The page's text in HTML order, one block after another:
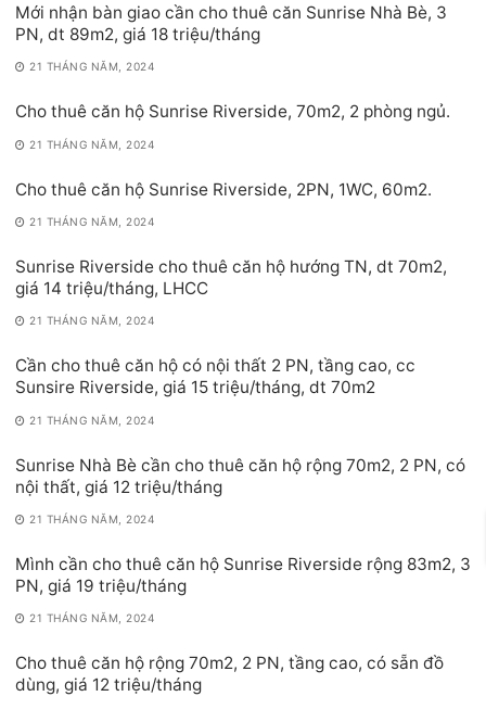
Mới nhận bàn giao cần cho thuê căn Sunrise Nhà Bè, 3
PN, dt 89m2, giá 18 triệu/tháng
21 THÁNG NĂM, 2024
Cho thuê căn hộ Sunrise Riverside, 70m2, 2 phòng ngủ.
21 THÁNG NĂM, 2024
Cho thuê căn hộ Sunrise Riverside, 2PN, 1WC, 60m2.
21 THÁNG NĂM, 2024
Sunrise Riverside cho thuê căn hộ hướng TN, dt 70m2,
giá 14 triệu/tháng, LHCC
21 THÁNG NĂM, 2024
Cần cho thuê căn hộ có nội thất 2 PN, tầng cao, cc
Sunsire Riverside, giá 15 triệu/tháng, dt 70m2
21 THÁNG NĂM, 2024
Sunrise Nhà Bè cần cho thuê căn hộ rộng 70m2, 2 PN, có
nội thất, giá 12 triệu/tháng
21 THÁNG NĂM, 2024
Mình cần cho thuê căn hộ Sunrise Riverside rộng 83m2, 3
PN, giá 19 triệu/tháng
21 THÁNG NĂM, 2024
Cho thuê căn hộ rộng 70m2, 2 PN, tầng cao, có sẵn đồ
dùng, giá 12 triệu/tháng